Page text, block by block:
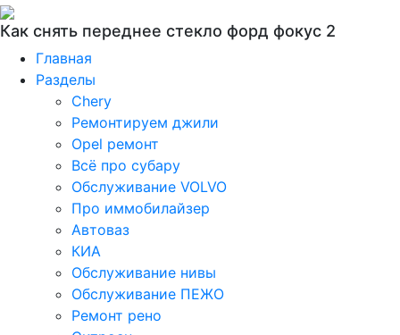
Как снять переднее стекло форд фокус 2
Главная
Разделы
Chery
Ремонтируем джили
Opel ремонт
Всё про субару
Обслуживание VOLVO
Про иммобилайзер
Автоваз
КИА
Обслуживание нивы
Обслуживание ПЕЖО
Ремонт рено